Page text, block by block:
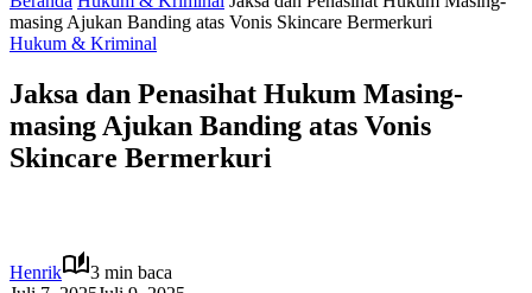
masing Ajukan Banding atas Vonis Skincare Bermerkuri
Hukum & Kriminal
Jaksa dan Penasihat Hukum Masing-
masing Ajukan Banding atas Vonis
Skincare Bermerkuri
Henrik
3 min baca